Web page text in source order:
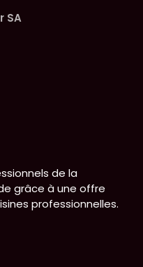
SA
de la
grâce à une offre
professionnelles.